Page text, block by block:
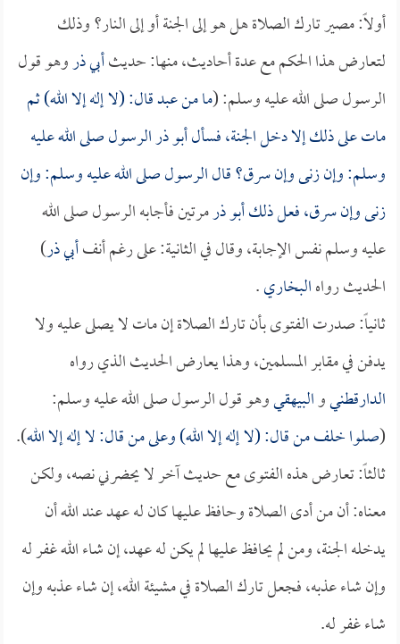
أولاً: مصير تارك الصلاة هل هو إلى الجنة أو إلى النار؟ وذلك
لتعارض هذا الحكم مع عدة أحاديث، منها: حديثأبي ذروهو قول
الرسول صلى الله عليه وسلم: (ما من عبد قال: (لا إله إلا الله) ثم
مات على ذلك إلا دخل الجنة، فسألأبو ذرالرسول صلى الله عليه
وسلم: وإن زنى وإن سرق؟ قال الرسول صلى الله عليه وسلم: وإن
زنى وإن سرق، فعل ذلكأبو ذرمرتين فأجابه الرسول صلى الله
عليه وسلم نفس الإجابة، وقال في الثانية: على رغم أنفأبي ذر)
الحديث رواهالبخاري.
ثانياً: صدرت الفتوى بأن تارك الصلاة إن مات لا يصلى عليه ولا
يدفن في مقابر المسلمين، وهذا يعارض الحديث الذي رواه
الدارقطنيوالبيهقيوهو قول الرسول صلى الله عليه وسلم:
(صلوا خلف من قال: (لا إله إلا الله) وعلى من قال: لا إله إلا الله).
ثالثاً: تعارض هذه الفتوى مع حديث آخر لا يحضرني نصه، ولكن
معناه: أن من أدى الصلاة وحافظ عليها كان له عهد عند الله أن
يدخله الجنة، ومن لم يحافظ عليها لم يكن له عهد، إن شاء الله غفر له
وإن شاء عذبه، فجعل تارك الصلاة في مشيئة الله، إن شاء عذبه وإن
شاء غفر له.